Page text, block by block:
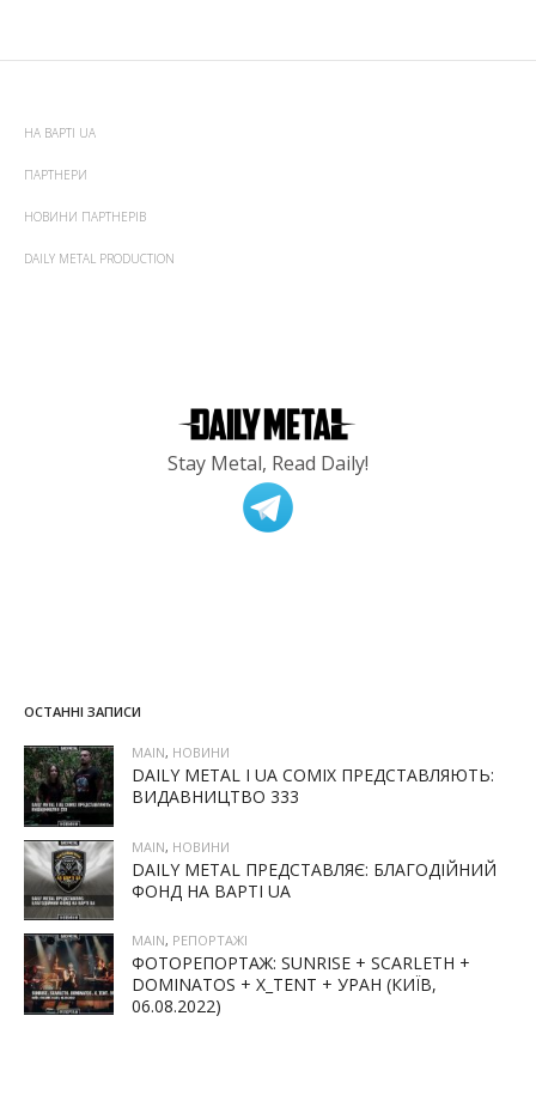
НА ВАРТІ UA
ПАРТНЕРИ
НОВИНИ ПАРТНЕРІВ
DAILY METAL PRODUCTION
Stay Metal, Read Daily!
ОСТАННІ ЗАПИСИ
MAIN, НОВИНИ
DAILY METAL І UA COMIX ПРЕДСТАВЛЯЮТЬ:
ВИДАВНИЦТВО 333
MAIN, НОВИНИ
DAILY METAL ПРЕДСТАВЛЯЄ: БЛАГОДІЙНИЙ
ФОНД НА ВАРТІ UA
MAIN, РЕПОРТАЖІ
ФОТОРЕПОРТАЖ: SUNRISE + SCARLETH +
DOMINATOS + X_TENT + УРАН (КИЇВ,
06.08.2022)